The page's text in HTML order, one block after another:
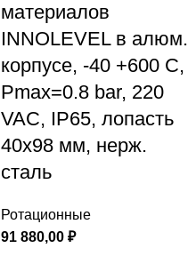
материалов
INNOLEVEL в алюм.
корпусе, -40 +600 С,
Рmax=0.8 bar, 220
VAC, IP65, лопасть
40х98 мм, нерж.
сталь
Ротационные
91 880,00 ₽